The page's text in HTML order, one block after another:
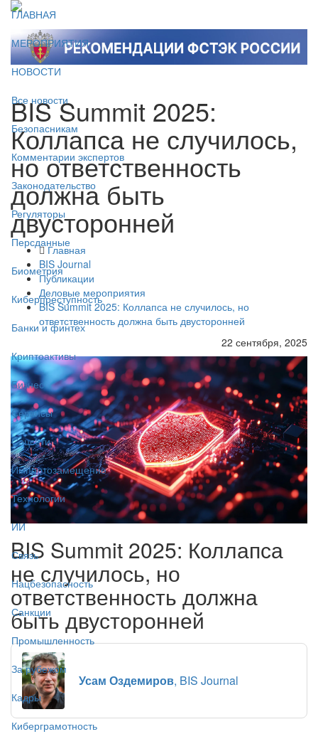
ГЛАВНАЯ
МЕРОПРИЯТИЯ
НОВОСТИ
Все новости
Безопасникам
Комментарии экспертов
Законодательство
Регуляторы
Персданные
Биометрия
Киберпреступность
Банки и финтех
Криптоактивы
Бизнес
Сервисы
Соцсети
Импортозамещение
Технологии
ИИ
Связь
Нацбезопасность
Санкции
Промышленность
За рубежом
Кадры
Киберграмотность
BIS Summit 2025:
Коллапса не случилось,
но ответственность
должна быть
двусторонней
Главная
BIS Journal
Публикации
Деловые мероприятия
BIS Summit 2025: Коллапса не случилось, но
ответственность должна быть двусторонней
22 сентября, 2025
BIS Summit 2025: Коллапса
не случилось, но
ответственность должна
быть двусторонней
Усам Оздемиров, BIS Journal